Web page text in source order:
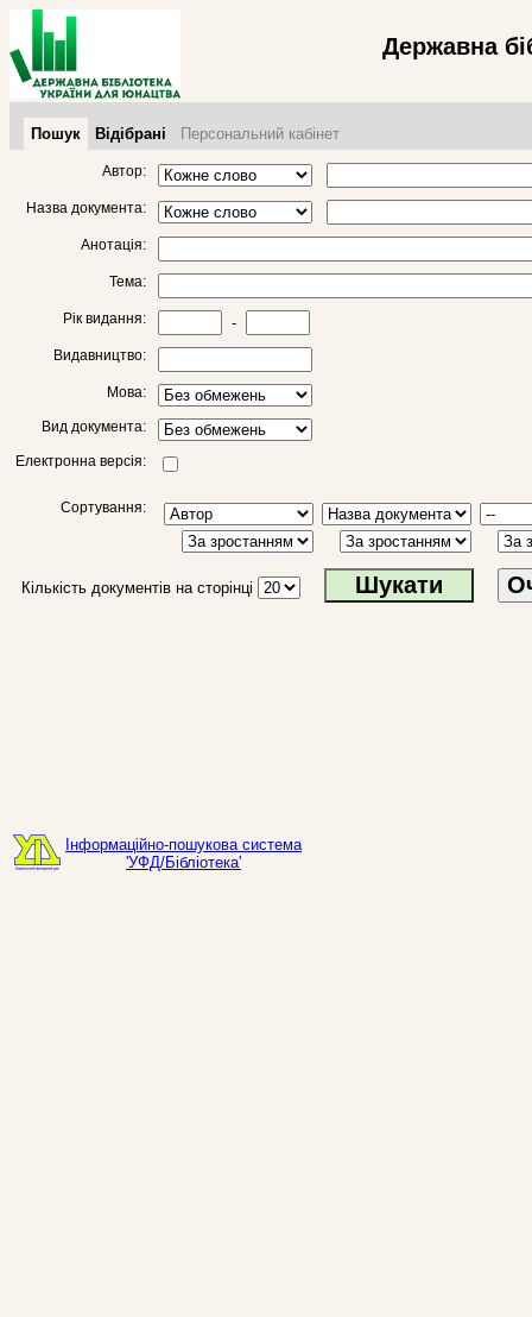
Державна
Пошук Відібрані Персональний кабінет
Автор:
Назва документа:
Анотація:
Тема:
Рік видання: -
Видавництво:
Мова:
Вид документа:
Електронна версія:
Сортування:
Кількість документів на сторінці
Інформаційно-пошукова система
'УФД/Бібліотека'